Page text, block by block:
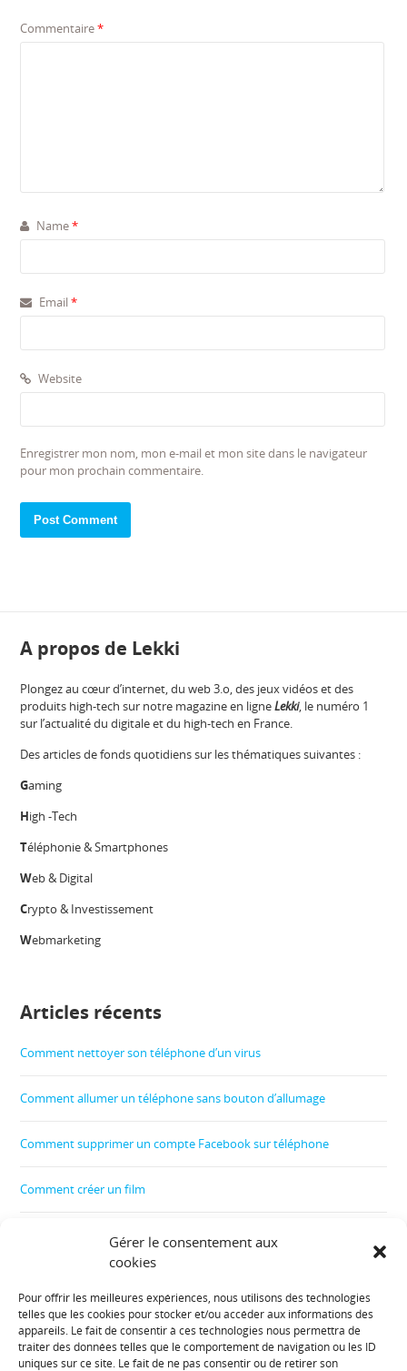
Gérer le consentement aux
cookies
Pour offrir les meilleures expériences, nous utilisons des technologies
telles que les cookies pour stocker et/ou accéder aux informations des
appareils. Le fait de consentir à ces technologies nous permettra de
traiter des données telles que le comportement de navigation ou les ID
uniques sur ce site. Le fait de ne pas consentir ou de retirer son
Commentaire*
Name*
Email*
Website
Enregistrer mon nom, mon e-mail et mon site dans le navigateur
pour mon prochain commentaire.
A propos de Lekki
Plongez au cœur d’internet, du web 3.o, des jeux vidéos et des
produits high-tech sur notre magazine en ligneLekki, le numéro 1
sur l’actualité du digitale et du high-tech en France.
Des articles de fonds quotidiens sur les thématiques suivantes :
Gaming
High -Tech
Téléphonie & Smartphones
Web & Digital
Crypto & Investissement
Webmarketing
Articles récents
Comment nettoyer son téléphone d’un virus
Comment allumer un téléphone sans bouton d’allumage
Comment supprimer un compte Facebook sur téléphone
Comment créer un film
Comment contrôler le téléphone de son enfant
Informations diverses :
Plan de site